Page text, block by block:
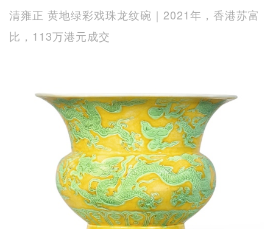
清雍正 黄地绿彩戏珠龙纹碗｜2021年，香港苏富
比，113万港元成交